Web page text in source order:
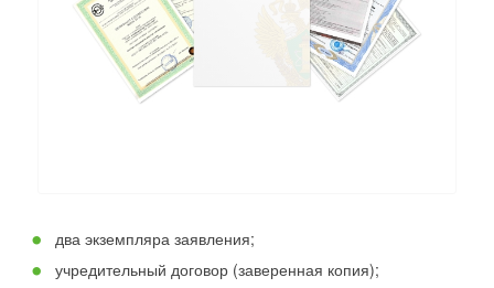
два экземпляра заявления;
учредительный договор (заверенная копия);